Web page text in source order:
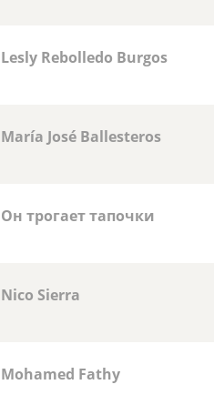
Lesly Rebolledo Burgos
María José Ballesteros
Он трогает тапочки
Nico Sierra
Mohamed Fathy